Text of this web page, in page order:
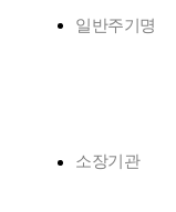
일반주기명
소장기관